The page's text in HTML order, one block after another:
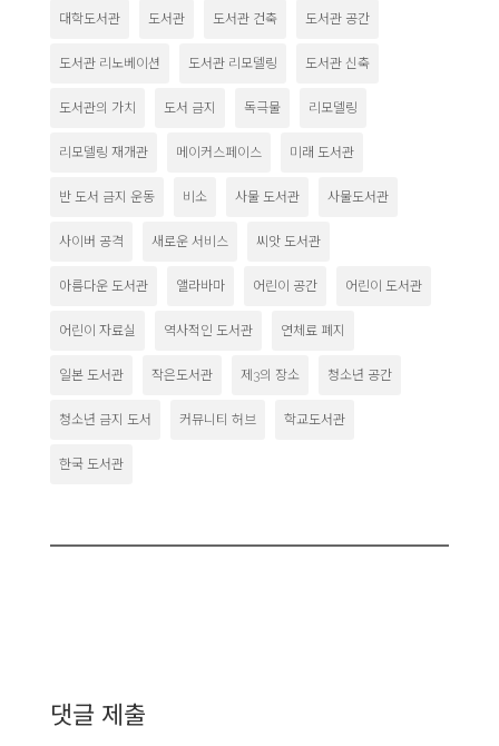
대학도서관 도서관 도서관 건축 도서관 공간
도서관 리노베이션 도서관 리모델링 도서관 신축
도서관의 가치 도서 금지 독극물 리모델링
리모델링 재개관 메이커스페이스 미래 도서관
반 도서 금지 운동 비소 사물 도서관 사물도서관
사이버 공격 새로운 서비스 씨앗 도서관
아름다운 도서관 앨라바마 어린이 공간 어린이 도서관
어린이 자료실 역사적인 도서관 연체료 폐지
일본 도서관 작은도서관 제3의 장소 청소년 공간
청소년 금지 도서 커뮤니티 허브 학교도서관
한국 도서관
댓글 제출